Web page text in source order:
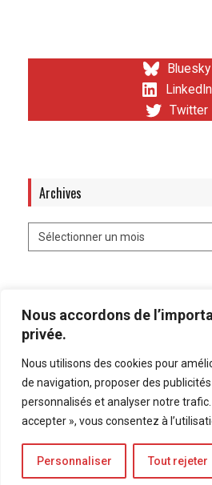
Nous accordons de
privée.
Nous utilisons des cookies pour
de navigation, proposer des
personnalisés et analyser notre
accepter », vous consentez à
Personnaliser Tout rejeter
Bluesky
LinkedIn
Twitter
Archives
Mentions légales Politique de
Bluesky
LinkedIn
Twitter
© Forces Operations Blog -